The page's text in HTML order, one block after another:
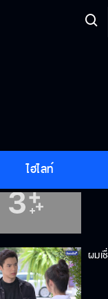
ไฮไลท์
อย่า
ผมเ